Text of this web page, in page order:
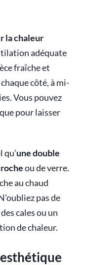
la chaleur
adéquate
fraîche et
côté, à mi-
Vous pouvez
pour laisser
qu’une double
ou de verre.
au chaud
pas de
cales ou un
de chaleur.